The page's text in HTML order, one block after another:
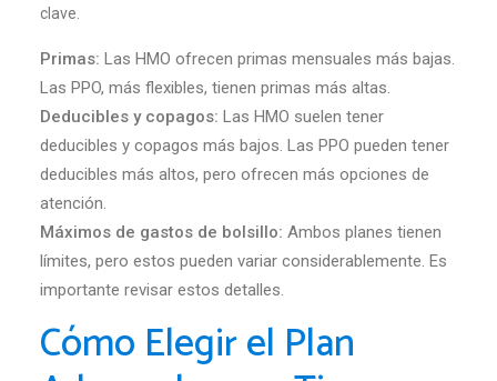
clave.
Primas: Las HMO ofrecen primas mensuales más bajas.
Las PPO, más flexibles, tienen primas más altas.
Deducibles y copagos: Las HMO suelen tener
deducibles y copagos más bajos. Las PPO pueden tener
deducibles más altos, pero ofrecen más opciones de
atención.
Máximos de gastos de bolsillo: Ambos planes tienen
límites, pero estos pueden variar considerablemente. Es
importante revisar estos detalles.
Cómo Elegir el Plan